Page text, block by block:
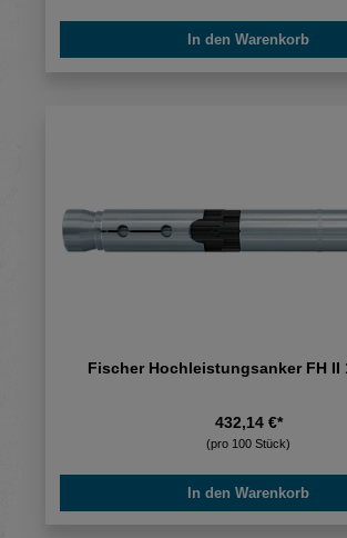
In den Warenkorb
Fischer Hochleistungsanker FH II
432,14 €*
(pro 100 Stück)
In den Warenkorb